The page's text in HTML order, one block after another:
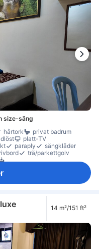
size-säng
hårtork
privat badrum
platt-TV
paraply
sängkläder
trä/parkettgolv
14 m²/151 ft²